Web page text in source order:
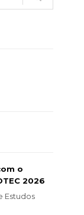
o
2026
Estudos